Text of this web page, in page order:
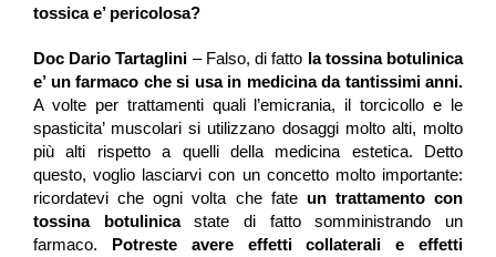
tossica e’ pericolosa?
Doc Dario Tartaglini – Falso, di fatto la tossina botulinica
e’ un farmaco che si usa in medicina da tantissimi anni.
A volte per trattamenti quali l’emicrania, il torcicollo e le
spasticita’ muscolari si utilizzano dosaggi molto alti, molto
più alti rispetto a quelli della medicina estetica.
Detto
ricordatevi che ogni volta che fate un trattamento con
tossina botulinicastate di fatto somministrando un
farmaco.
Potreste avere effetti collaterali e effetti